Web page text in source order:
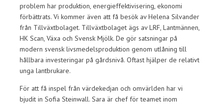
problem har produktion, energieffektivisering, ekonomi
förbättrats. Vi kommer även att få besök av Helena Silvander
från Tillväxtbolaget. Tillväxtbolaget ägs av LRF, Lantmännen,
HK Scan, Växa och Svensk Mjölk. De gör satsningar på
modern svensk livsmedelsproduktion genom utlåning till
hållbara investeringar på gårdsnivå. Oftast hjälper de relativt
unga lantbrukare.
För att få inspel från värdekedjan och omvärlden har vi
bjudit in Sofia Steinwall. Sara är chef för teamet inom